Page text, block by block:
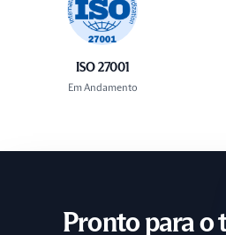
ISO 27001
Em Andamento
Pronto para o